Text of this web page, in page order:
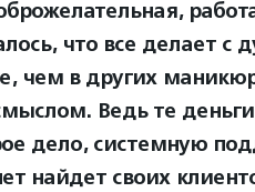
что все делает с
чем в других
Ведь те
дело, системную
найдет своих